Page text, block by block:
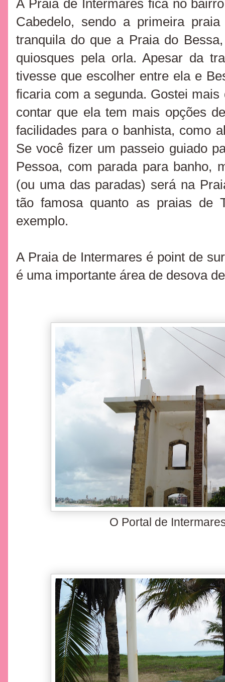
A Praia de Intermares fica no
Cabedelo, sendo a primeira
tranquila do que a Praia do
quiosques pela orla. Apesar da
tivesse que escolher entre ela e
ficaria com a segunda. Gostei
contar que ela tem mais opções
facilidades para o banhista, como
Se você fizer um passeio guiado
Pessoa, com parada para banho,
(ou uma das paradas) será na
tão famosa quanto as praias de
exemplo.
A Praia de Intermares é point de
é uma importante área de desova
O Portal de